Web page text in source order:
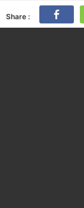
Share :